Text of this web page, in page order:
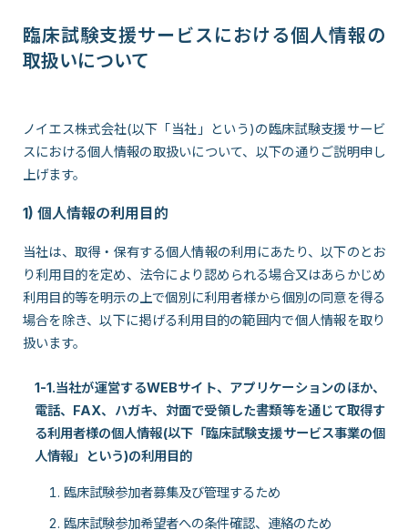
臨床試験支援サービスにおける個人情報の
取扱いについて
ノイエス株式会社(以下「当社」という)の臨床試験支援サービ
スにおける個人情報の取扱いについて、以下の通りご説明申し
上げます。
1) 個人情報の利用目的
当社は、取得・保有する個人情報の利用にあたり、以下のとお
り利用目的を定め、法令により認められる場合又はあらかじめ
利用目的等を明示の上で個別に利用者様から個別の同意を得る
場合を除き、以下に掲げる利用目的の範囲内で個人情報を取り
扱います。
1-1.当社が運営するWEBサイト、アプリケーションのほか、
電話、FAX、ハガキ、対面で受領した書類等を通じて取得す
る利用者様の個人情報(以下「臨床試験支援サービス事業の個
人情報」という)の利用目的
臨床試験参加者募集及び管理するため
臨床試験参加希望者への条件確認、連絡のため